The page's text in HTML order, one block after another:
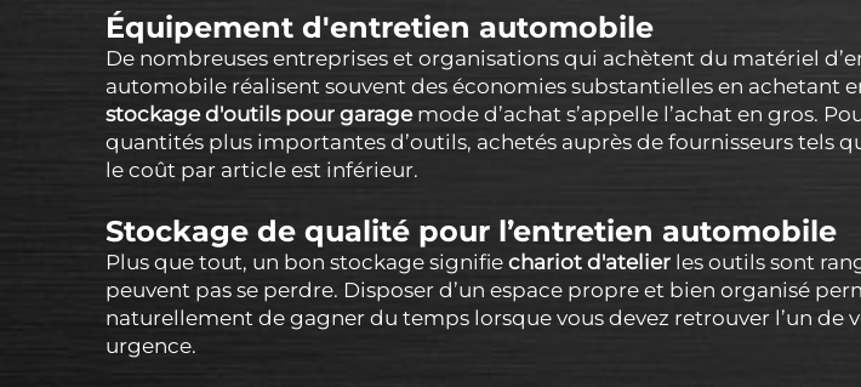
Équipement d'entretien automobile
De nombreuses entreprises et organisations qui achètent du matériel
automobile réalisent souvent des économies substantielles en achetant
stockage d'outils pour garage mode d’achat s’appelle l’achat en gros.
quantités plus importantes d’outils, achetés auprès de fournisseurs tels
le coût par article est inférieur.
Stockage de qualité pour l’entretien automobile
Plus que tout, un bon stockage signifie chariot d'atelier les outils sont
peuvent pas se perdre. Disposer d’un espace propre et bien organisé
naturellement de gagner du temps lorsque vous devez retrouver l’un de
urgence.